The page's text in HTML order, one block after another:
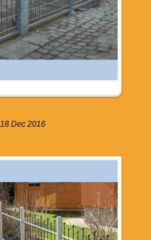
18 Dec 2016